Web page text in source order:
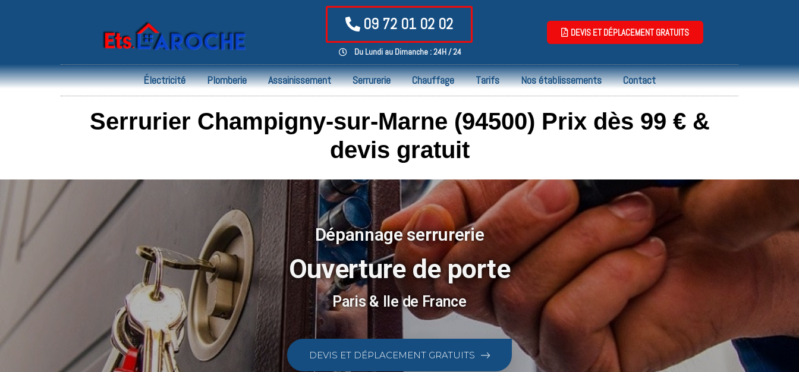
09 72 01 02 02
Du Lundi au Dimanche : 24H / 24
DEVIS ET DÉPLACEMENT GRATUITS
Électricité Plomberie Assainissement Serrurerie Chauffage Tarifs Nos établissements Contact
Serrurier Champigny-sur-Marne (94500) Prix dès 99 € &
devis gratuit
Dépannage serrurerie
Ouverture de porte
Paris & Ile de France
DEVIS ET DÉPLACEMENT GRATUITS